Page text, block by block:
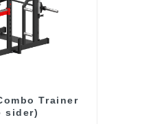
Trainer
sider)